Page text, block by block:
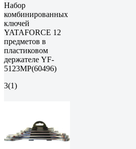
Набор
комбинированных
ключей
YATAFORCE 12
предметов в
пластиковом
держателе YF-
5123MP(60496)
3(1)